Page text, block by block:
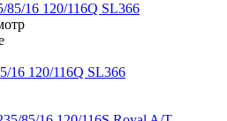
16 120/116Q SL366